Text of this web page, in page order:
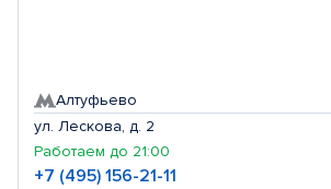
Алтуфьево
ул. Лескова, д. 2
Работаем до 21:00
+7 (495) 156-21-11